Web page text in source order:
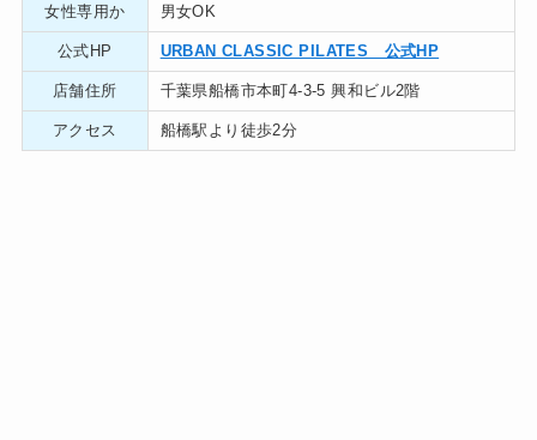
女性専用か 男女OK
公式HP URBAN CLASSIC PILATES 公式HP
店舗住所 千葉県船橋市本町4-3-5 興和ビル2階
アクセス 船橋駅より徒歩2分